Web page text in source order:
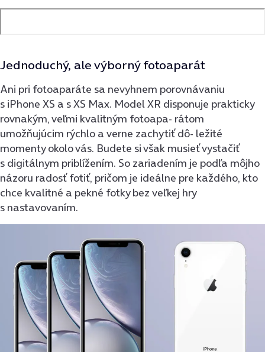
Jednoduchý, ale výborný fotoaparát
Ani pri fotoaparáte sa nevyhnem porovnávaniu
s iPhone XS a s XS Max. Model XR disponuje prakticky
rovnakým, veľmi kvalitným fotoapa- rátom
umožňujúcim rýchlo a verne zachytiť dô- ležité
momenty okolo vás. Budete si však musieť vystačiť
s digitálnym priblížením. So zariadením je podľa môjho
názoru radosť fotiť, pričom je ideálne pre každého, kto
chce kvalitné a pekné fotky bez veľkej hry
s nastavovaním.